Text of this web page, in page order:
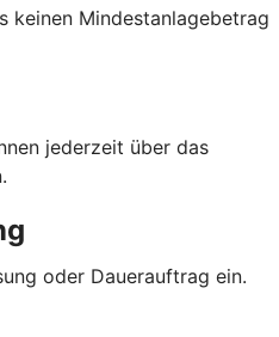
keinen Mindestanlagebetrag
jederzeit über das
oder Dauerauftrag ein.